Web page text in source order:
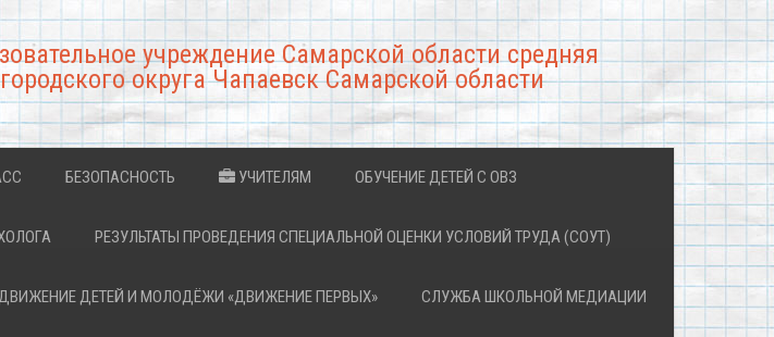
учреждение Самарской области средняя
округа Чапаевск Самарской области
БЕЗОПАСНОСТЬ УЧИТЕЛЯМ ОБУЧЕНИЕ ДЕТЕЙ С ОВЗ
РЕЗУЛЬТАТЫ ПРОВЕДЕНИЯ СПЕЦИАЛЬНОЙ ОЦЕНКИ УСЛОВИЙ ТРУДА (СОУТ)
ДЕТЕЙ И МОЛОДЁЖИ «ДВИЖЕНИЕ ПЕРВЫХ» СЛУЖБА ШКОЛЬНОЙ МЕДИАЦИИ